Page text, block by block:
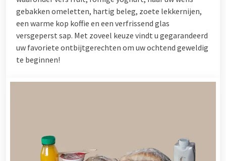
gebakken omeletten, hartig beleg, zoete lekkernijen,
een warme kop koffie en een verfrissend glas
versgeperst sap. Met zoveel keuze vindt u gegarandeerd
uw favoriete ontbijtgerechten om uw ochtend geweldig
te beginnen!